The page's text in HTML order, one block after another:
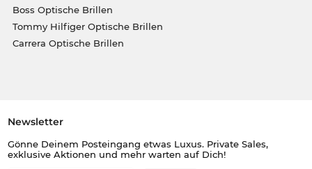
Boss Optische Brillen
Tommy Hilfiger Optische Brillen
Carrera Optische Brillen
Newsletter
Gönne Deinem Posteingang etwas Luxus. Private Sales,
exklusive Aktionen und mehr warten auf Dich!